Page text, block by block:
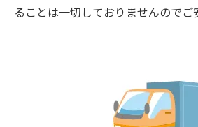
ることは一切しておりませんのでご